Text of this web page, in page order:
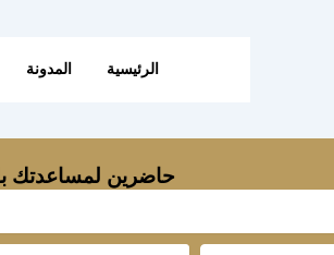
الرئيسية المدونة
حاضرين لمساعدتك